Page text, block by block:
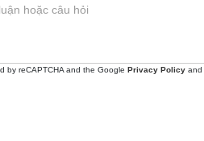
by reCAPTCHA and the Google Privacy Policy and